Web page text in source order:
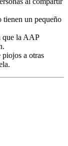
tienen un pequeño
que la AAP
piojos a otras